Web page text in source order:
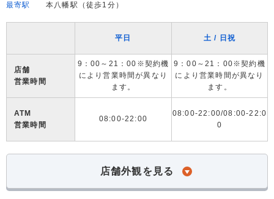
最寄駅
本八幡駅（徒歩1分）
平日 土 / 日祝
店舗
営業時間
9：00～21：00※契約機
により営業時間が異なり
ます。
9：00～21：00※契約機
により営業時間が異なり
ます。
ATM
営業時間
08:00-22:00
08:00-22:00/08:00-22:0
0
店舗外観を見る